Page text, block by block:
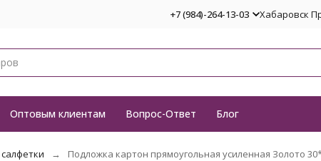
+7 (984)-264-13-03 Хабаровск
Оптовым клиентам Вопрос-Ответ Блог
Подложка картон прямоугольная усиленная Золото